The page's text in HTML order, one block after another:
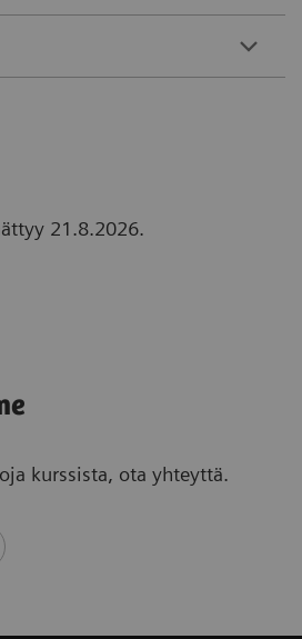
21.8.2026.
kurssista, ota yhteyttä.